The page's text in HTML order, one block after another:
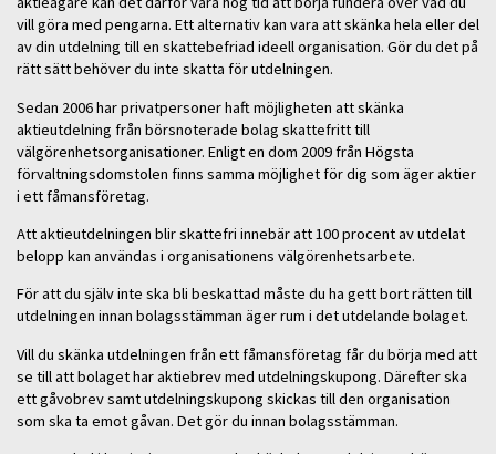
vill göra med pengarna. Ett alternativ kan vara att skänka hela eller del
av din utdelning till en skattebefriad ideell organisation. Gör du det på
rätt sätt behöver du inte skatta för utdelningen.
Sedan 2006 har privatpersoner haft möjligheten att skänka
aktieutdelning från börsnoterade bolag skattefritt till
välgörenhetsorganisationer. Enligt en dom 2009 från Högsta
förvaltningsdomstolen finns samma möjlighet för dig som äger aktier
i ett fåmansföretag.
Att aktieutdelningen blir skattefri innebär att 100 procent av utdelat
belopp kan användas i organisationens välgörenhetsarbete.
För att du själv inte ska bli beskattad måste du ha gett bort rätten till
utdelningen innan bolagsstämman äger rum i det utdelande bolaget.
Vill du skänka utdelningen från ett fåmansföretag får du börja med att
se till att bolaget har aktiebrev med utdelningskupong. Därefter ska
ett gåvobrev samt utdelningskupong skickas till den organisation
som ska ta emot gåvan. Det gör du innan bolagsstämman.